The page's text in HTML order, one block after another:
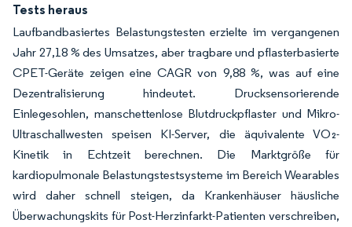
Tests heraus
Laufbandbasiertes Belastungstesten erzielte im vergangenen
Jahr 27,18 % des Umsatzes, aber tragbare und pflasterbasierte
CPET-Geräte zeigen eine CAGR von 9,88 %, was auf eine
Dezentralisierung hindeutet. Drucksensorierende
Einlegesohlen, manschettenlose Blutdruckpflaster und Mikro-
Ultraschallwesten speisen KI-Server, die äquivalente VO₂-
Kinetik in Echtzeit berechnen. Die Marktgröße für
kardiopulmonale Belastungstestsysteme im Bereich Wearables
wird daher schnell steigen, da Krankenhäuser häusliche
Überwachungskits für Post-Herzinfarkt-Patienten verschreiben,